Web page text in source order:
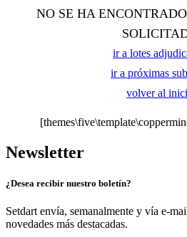
NO SE HA
ir a lotes
ir a próximas
volver al
Newsletter
¿Desea recibir nuestro boletín?
Setdart envía, semanalmente y vía e-
novedades más destacadas.